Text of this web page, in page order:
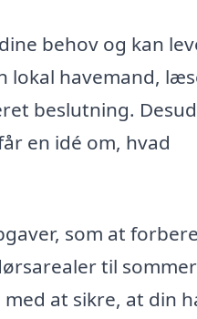
behov og kan
lokal havemand,
beslutning.
en idé om, hvad
som at
til
at sikre, at din